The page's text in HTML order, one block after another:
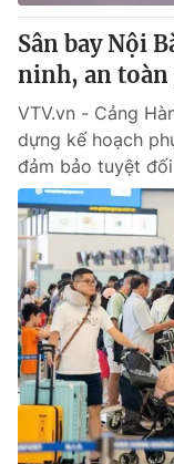
Sân bay Nội
ninh, an toàn
VTV.vn - Cảng
dựng kế hoạch
đảm bảo tuyệt